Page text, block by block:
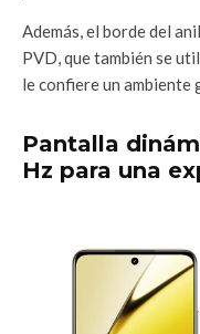
Además, el borde del
PVD, que también se
le confiere un ambiente
Pantalla
Hz para una